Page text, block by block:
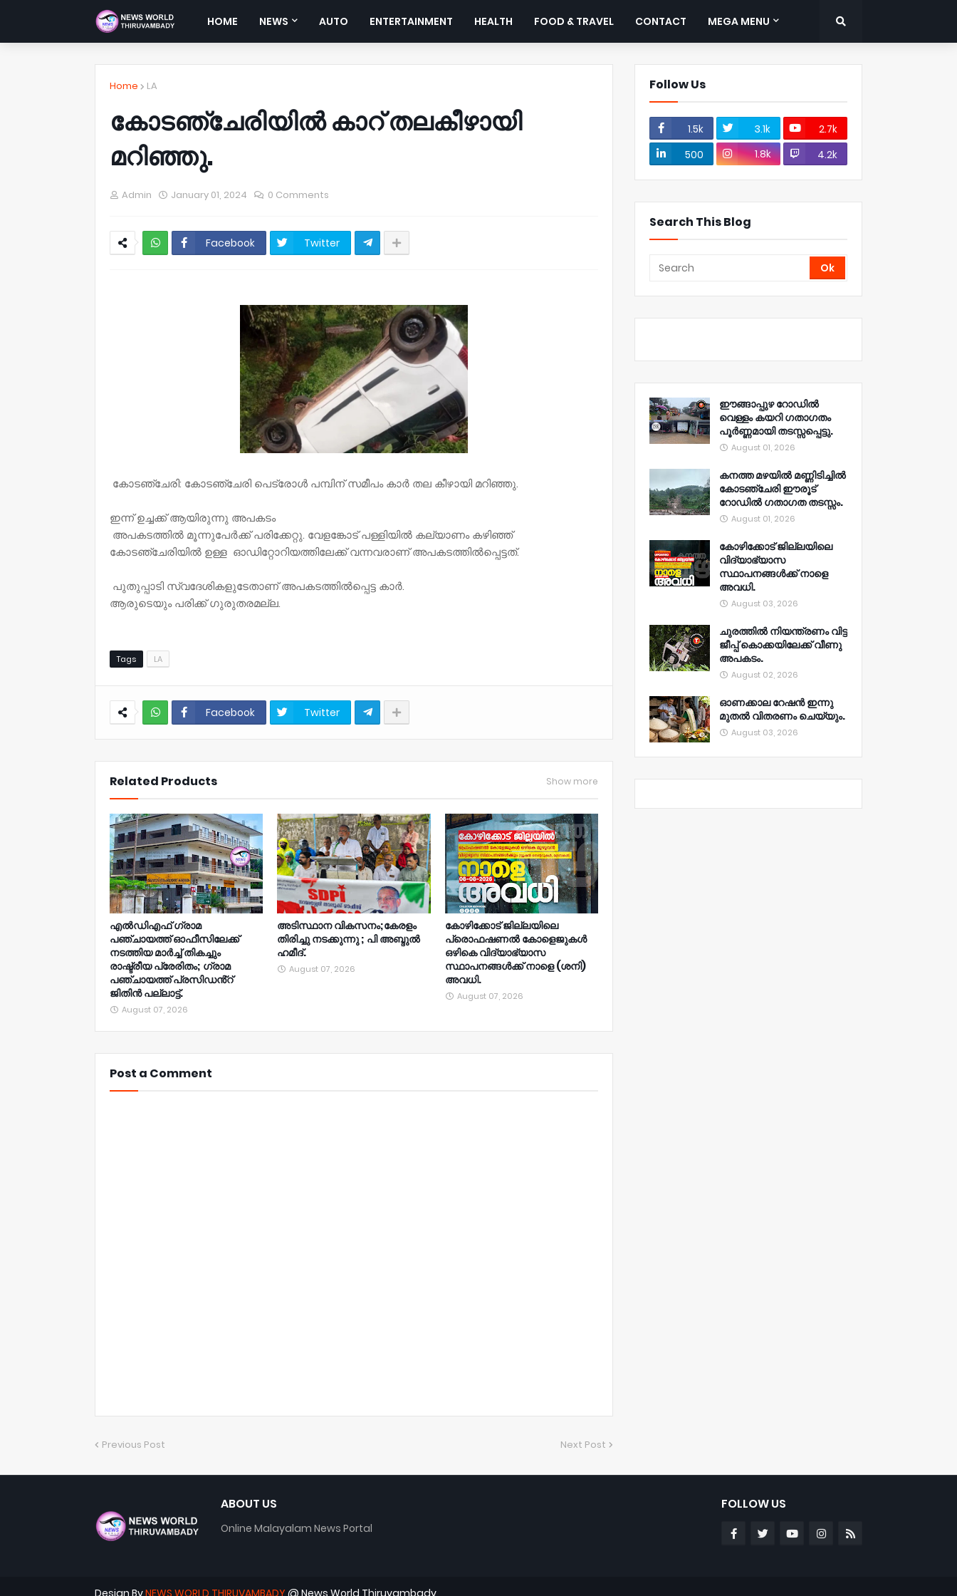
HOME NEWS AUTO ENTERTAINMENT HEALTH FOOD & TRAVEL CONTACT MEGA MENU
Home LA
കോടഞ്ചേരിയിൽ കാറ് തലകീഴായി
മറിഞ്ഞു.
Admin January 01, 2024 0 Comments
Facebook Twitter
കോടഞ്ചേരി: കോടഞ്ചേരി പെട്രോൾ പമ്പിന് സമീപം കാർ തല കീഴായി മറിഞ്ഞു.
ഇന്ന് ഉച്ചക്ക് ആയിരുന്നു അപകടം
അപകടത്തിൽ മൂന്നുപേർക്ക് പരിക്കേറ്റു. വേളങ്കോട് പള്ളിയിൽ കല്യാണം കഴിഞ്ഞ്
കോടഞ്ചേരിയിൽ ഉള്ള ഓഡിറ്റോറിയത്തിലേക്ക് വന്നവരാണ് അപകടത്തിൽപ്പെട്ടത്.
പുതുപ്പാടി സ്വദേശികളുടേതാണ് അപകടത്തിൽപ്പെട്ട കാർ.
ആരുടെയും പരിക്ക് ഗുരുതരമല്ല.
Tags LA
Facebook Twitter
Related Products Show more
എൽഡിഎഫ് ഗ്രാമ
പഞ്ചായത്ത് ഓഫീസിലേക്ക്
നടത്തിയ മാർച്ച് തികച്ചും
രാഷ്ട്രീയ പ്രേരിതം; ഗ്രാമ
പഞ്ചായത്ത് പ്രസിഡൻ്റ്
ജിതിൻ പല്ലാട്ട്.
August 07, 2026
അടിസ്ഥാന വികസനം;കേരളം
തിരിച്ചു നടക്കുന്നു ; പി അബ്ദുൽ
ഹമീദ്.
August 07, 2026
കോഴിക്കോട് ജില്ലയിലെ
പ്രൊഫഷണൽ കോളെജുകൾ
ഒഴികെ വിദ്യാഭ്യാസ
സ്ഥാപനങ്ങൾക്ക് നാളെ (ശനി)
അവധി.
August 07, 2026
Post a Comment
Previous Post Next Post
Follow Us
1.5k 3.1k
2.7k
500
1.8k 4.2k
Search This Blog
ഈങ്ങാപ്പുഴ റോഡിൽ
വെള്ളം കയറി ഗതാഗതം
പൂർണ്ണമായി തടസ്സപ്പെട്ടു.
August 01, 2026
കനത്ത മഴയിൽ മണ്ണിടിച്ചിൽ
കോടഞ്ചേരി ഈരൂട്
റോഡിൽ ഗതാഗത തടസ്സം.
August 01, 2026
കോഴിക്കോട് ജില്ലയിലെ
വിദ്യാഭ്യാസ
സ്ഥാപനങ്ങൾക്ക് നാളെ
അവധി.
August 03, 2026
ചുരത്തിൽ നിയന്ത്രണം വിട്ട
ജീപ്പ് കൊക്കയിലേക്ക് വീണു
അപകടം.
August 02, 2026
ഓണക്കാല റേഷൻ ഇന്നു
മുതല്‍ വിതരണം ചെയ്യും.
August 03, 2026
ABOUT US
Online Malayalam News Portal
FOLLOW US
Design ByNEWS WORLD THIRUVAMBADY @ News World Thiruvambady